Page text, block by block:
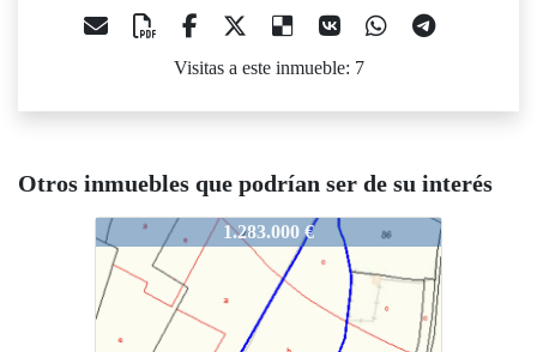
Visitas a este inmueble: 7
Otros inmuebles que podrían ser de su interés
6072947
1.283.000 €